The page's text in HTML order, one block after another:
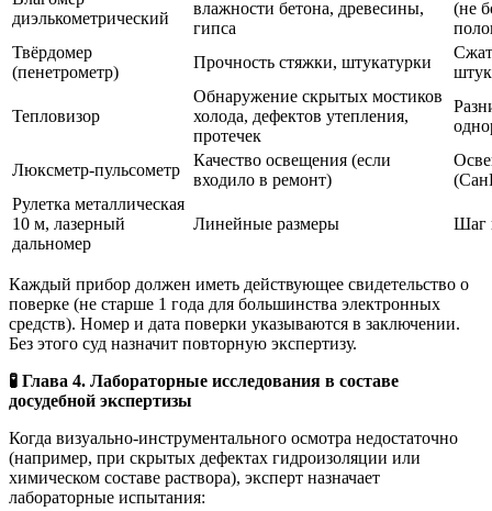
диэлькометрический
влажности бетона, древесины,
гипса
(не
Твёрдомер
(пенетрометр)
Прочность стяжки, штукатурки
Тепловизор
Обнаружение скрытых мостиков
холода, дефектов утепления,
протечек
Люксметр-пульсометр
Качество освещения (если
входило в ремонт)
Рулетка металлическая
10 м, лазерный
дальномер
Линейные размеры Шаг
Каждый прибор должен иметь действующее свидетельство о
поверке (не старше 1 года для большинства электронных
средств). Номер и дата поверки указываются в заключении.
Без этого суд назначит повторную экспертизу.
🧪 Глава 4. Лабораторные исследования в составе
досудебной экспертизы
Когда визуально-инструментального осмотра недостаточно
(например, при скрытых дефектах гидроизоляции или
химическом составе раствора), эксперт назначает
лабораторные испытания: